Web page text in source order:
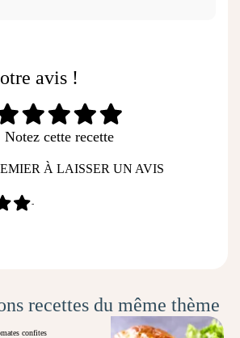
avis !
Notez cette recette
À LAISSER UN AVIS
-
recettes du même thème
confites